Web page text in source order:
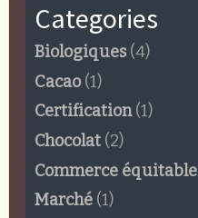
Categories
Biologiques(4)
Cacao(1)
Certification(1)
Chocolat (2)
Commerce équitable
Marché (1)